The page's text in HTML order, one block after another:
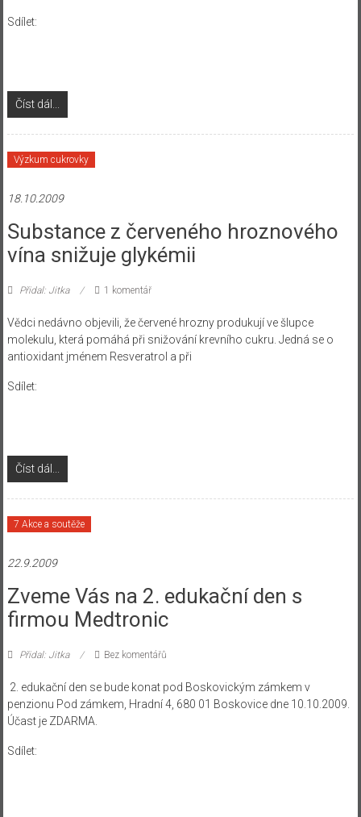
Sdílet:
Číst dál...
Výzkum cukrovky
18.10.2009
Substance z červeného hroznového
vína snižuje glykémii
Přidal: Jitka 1 komentář
Vědci nedávno objevili, že červené hrozny produkují ve šlupce
molekulu, která pomáhá při snižování krevního cukru. Jedná se o
antioxidant jménem Resveratrol a při
Sdílet:
Číst dál...
7 Akce a soutěže
22.9.2009
Zveme Vás na 2. edukační den s
firmou Medtronic
Přidal: Jitka Bez komentářů
2. edukační den se bude konat pod Boskovickým zámkem v
penzionu Pod zámkem, Hradní 4, 680 01 Boskovice dne 10.10.2009.
Účast je ZDARMA.
Sdílet: